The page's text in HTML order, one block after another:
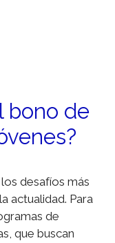
bono de
desafíos más
actualidad. Para
de
que buscan